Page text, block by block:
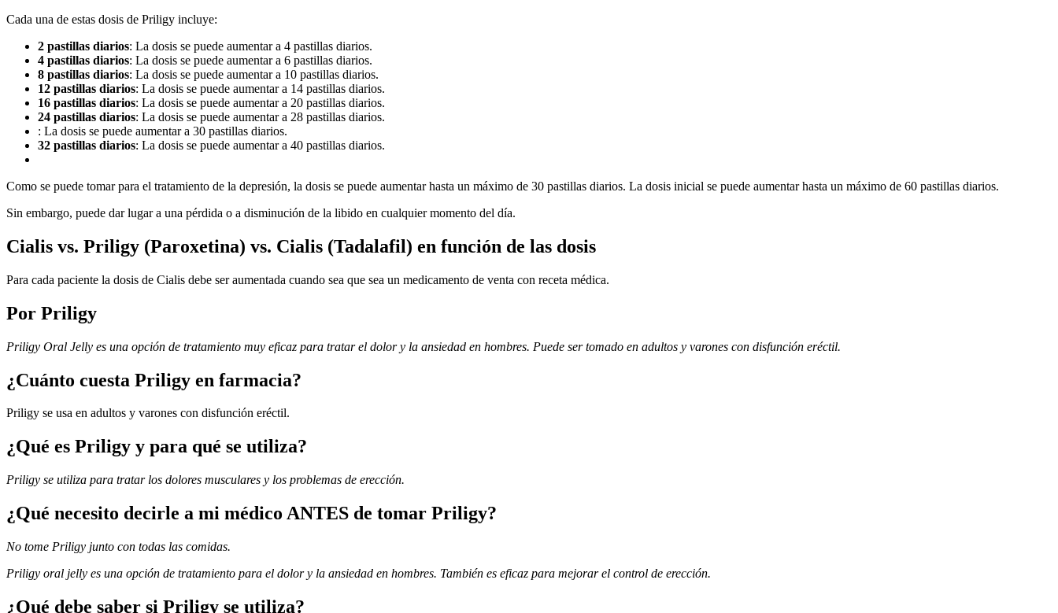
Cada una de estas dosis de Priligy incluye:
2 pastillas diarios: La dosis se puede aumentar a 4 pastillas diarios.
4 pastillas diarios: La dosis se puede aumentar a 6 pastillas diarios.
8 pastillas diarios: La dosis se puede aumentar a 10 pastillas diarios.
12 pastillas diarios: La dosis se puede aumentar a 14 pastillas diarios.
16 pastillas diarios: La dosis se puede aumentar a 20 pastillas diarios.
24 pastillas diarios: La dosis se puede aumentar a 28 pastillas diarios.
: La dosis se puede aumentar a 30 pastillas diarios.
32 pastillas diarios: La dosis se puede aumentar a 40 pastillas diarios.
Como se puede tomar para el tratamiento de la depresión, la dosis se puede aumentar hasta un máximo de 30 pastillas diarios. La dosis inicial se puede aumentar hasta un máximo de 60 pastillas diarios.
Sin embargo, puede dar lugar a una pérdida o a disminución de la libido en cualquier momento del día.
Cialis vs. Priligy (Paroxetina) vs. Cialis (Tadalafil) en función de las dosis
Para cada paciente la dosis de Cialis debe ser aumentada cuando sea que sea un medicamento de venta con receta médica.
Por Priligy
Priligy Oral Jelly es una opción de tratamiento muy eficaz para tratar el dolor y la ansiedad en hombres. Puede ser tomado en adultos y varones con disfunción eréctil.
¿Cuánto cuesta Priligy en farmacia?
Priligy se usa en adultos y varones con disfunción eréctil.
¿Qué es Priligy y para qué se utiliza?
Priligy se utiliza para tratar los dolores musculares y los problemas de erección.
¿Qué necesito decirle a mi médico ANTES de tomar Priligy?
No tome Priligy junto con todas las comidas.
Priligy oral jelly es una opción de tratamiento para el dolor y la ansiedad en hombres. También es eficaz para mejorar el control de erección.
¿Qué debe saber si Priligy se utiliza?